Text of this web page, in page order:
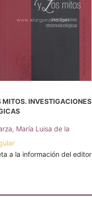
MITOS. INVESTIGACIONES
María Luisa de la
a la información del editor